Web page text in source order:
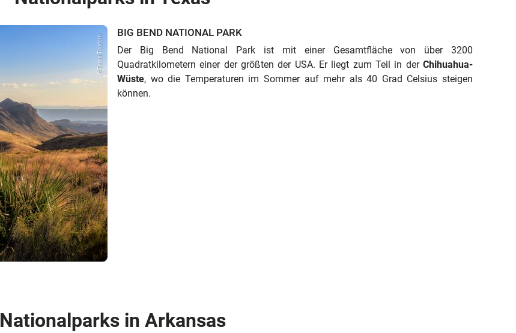
© Texas Tourism
BIG BEND NATIONAL PARK
Der Big Bend National Park ist mit einer Gesamtfläche von über 3200
Quadratkilometern einer der größten der USA. Er liegt zum Teil in derChihuahua-
Wüste, wo die Temperaturen im Sommer auf mehr als 40 Grad Celsius steigen
können.
Nationalparks in Arkansas